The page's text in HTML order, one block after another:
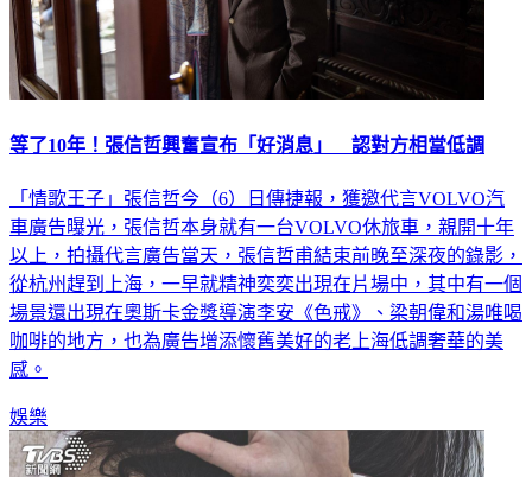
等了10年！張信哲興奮宣布「好消息」 認對方相當低調
「情歌王子」張信哲今（6）日傳捷報，獲邀代言VOLVO汽
車廣告曝光，張信哲本身就有一台VOLVO休旅車，親開十年
以上，拍攝代言廣告當天，張信哲甫結束前晚至深夜的錄影，
從杭州趕到上海，一早就精神奕奕出現在片場中，其中有一個
場景還出現在奧斯卡金獎導演李安《色戒》、梁朝偉和湯唯喝
咖啡的地方，也為廣告增添懷舊美好的老上海低調奢華的美
感。
娛樂